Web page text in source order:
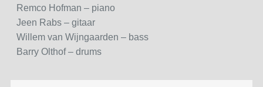
Remco Hofman – piano
Jeen Rabs – gitaar
Willem van Wijngaarden – bass
Barry Olthof – drums